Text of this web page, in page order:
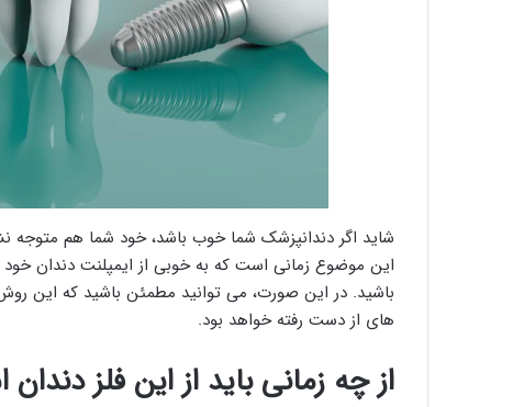
شاید اگر دندانپزشک شما خوب باشد، خود شما هم متوجه
این موضوع زمانی است که به خوبی از ایمپلنت دندان خود
باشید. در این صورت، می توانید مطمئن باشید که این
های از دست رفته خواهد بود.
از چه زمانی باید از این فلز دندان